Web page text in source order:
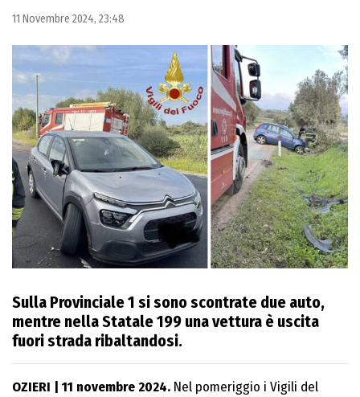
11 Novembre 2024, 23:48
Sulla Provinciale 1 si sono scontrate due auto,
mentre nella Statale 199 una vettura è uscita
fuori strada ribaltandosi.
OZIERI | 11 novembre 2024. Nel pomeriggio i Vigili del